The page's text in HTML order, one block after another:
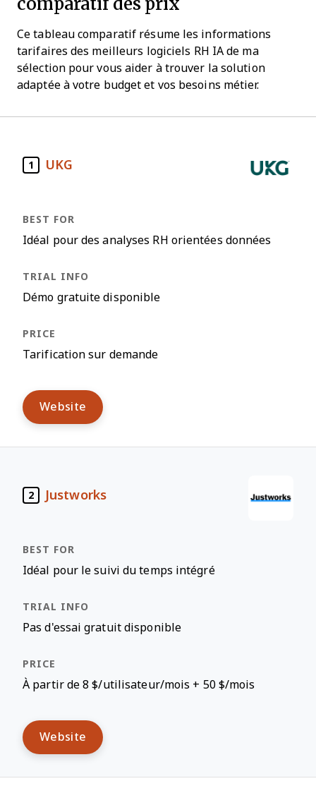
Ce tableau comparatif résume les informations
tarifaires des meilleurs logiciels RH IA de ma
sélection pour vous aider à trouver la solution
adaptée à votre budget et vos besoins métier.
1 UKG
Idéal pour des analyses RH orientées données
Démo gratuite disponible
Tarification sur demande
Website
2 Justworks
Idéal pour le suivi du temps intégré
Pas d'essai gratuit disponible
À partir de 8 $/utilisateur/mois + 50 $/mois
Website